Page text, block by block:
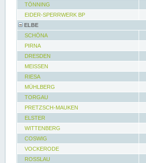
TÖNNING
EIDER-SPERRWERK BP
ELBE
SCHÖNA
PIRNA
DRESDEN
MEISSEN
RIESA
MÜHLBERG
TORGAU
PRETZSCH-MAUKEN
ELSTER
WITTENBERG
COSWIG
VOCKERODE
ROSSLAU